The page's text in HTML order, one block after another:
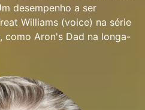
desempenho a ser
Williams (voice) na série
como Aron's Dad na longa-